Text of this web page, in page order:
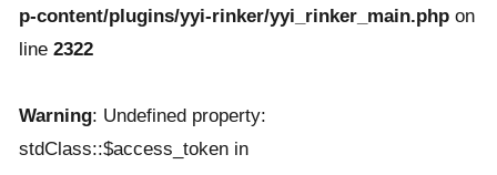
p-content/plugins/yyi-rinker/yyi_rinker_main.php on
line 2322
Warning: Undefined property:
stdClass::$access_token in